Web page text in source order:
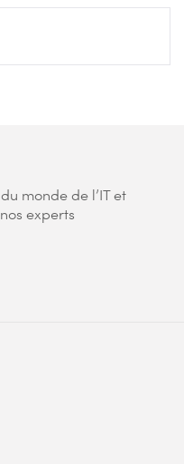
monde de l’IT et
experts